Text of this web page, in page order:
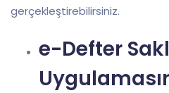
gerçekleştirebilirsiniz.
e-Defter